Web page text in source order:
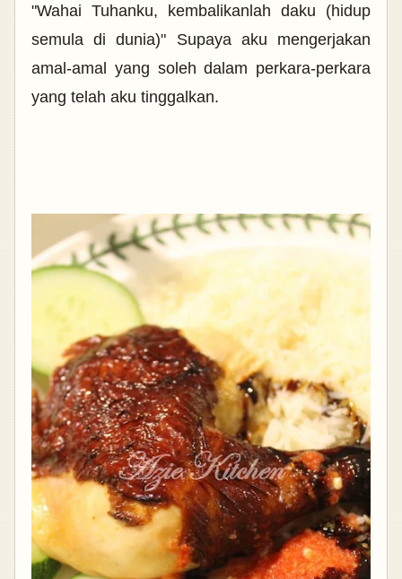
"Wahai Tuhanku, kembalikanlah daku (hidup
semula di dunia)" Supaya aku mengerjakan
amal-amal yang soleh dalam perkara-perkara
yang telah aku tinggalkan.